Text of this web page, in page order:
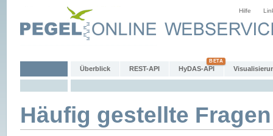
Hilfe
Überblick REST-API HyDAS-API
Häufig gestellte